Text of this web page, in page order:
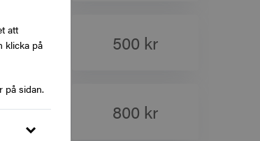
att
klicka på
på sidan.
kr 500 kr
kr 800 kr